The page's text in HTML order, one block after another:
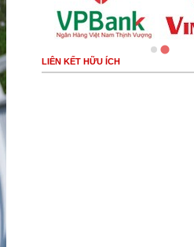
LIÊN KẾT HỮU ÍCH